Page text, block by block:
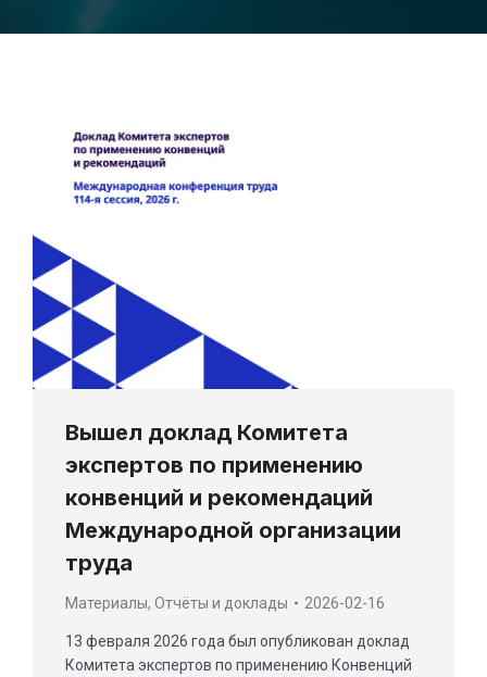
Вышел доклад Комитета
экспертов по применению
конвенций и рекомендаций
Международной организации
труда
Материалы, Отчёты и доклады 2026-02-16
13 февраля 2026 года был опубликован доклад
Комитета экспертов по применению Конвенций